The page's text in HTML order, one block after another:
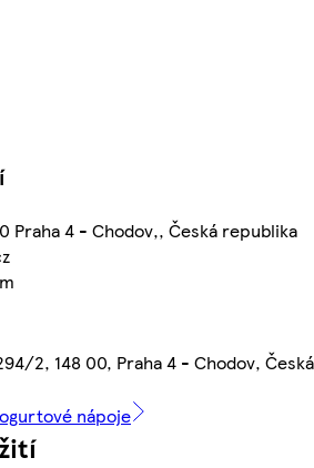
Praha 4 - Chodov,, Česká republika
2, 148 00, Praha 4 - Chodov, Česká
nápoje